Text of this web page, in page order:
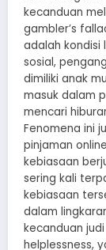
kecanduan
gambler’s
adalah kondisi
sosial,
dimiliki anak
masuk dalam
mencari
Fenomena ini
pinjaman
kebiasaan
sering kali
kebiasaan
dalam
kecanduan
helplessness,